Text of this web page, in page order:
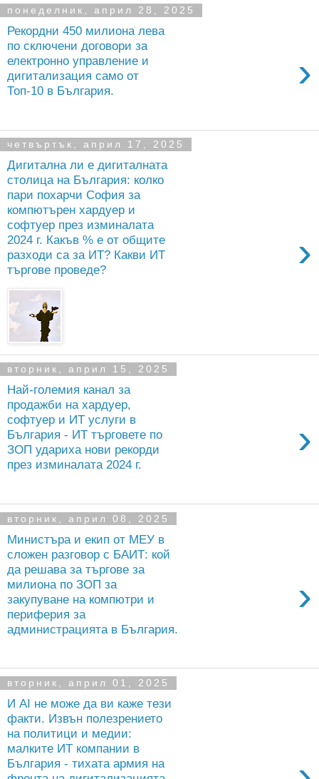
понеделник, април 28, 2025
Рекордни 450 милиона лева
по сключени договори за
електронно управление и
дигитализация само от
Топ-10 в България.
›
четвъртък, април 17, 2025
Дигитална ли е дигиталната
столица на България: колко
пари похарчи София за
компютърен хардуер и
софтуер през изминалата
2024 г. Какъв % е от общите
разходи са за ИТ? Какви ИТ
търгове проведе?
›
вторник, април 15, 2025
Най-големия канал за
продажби на хардуер,
софтуер и ИТ услуги в
България - ИТ търговете по
ЗОП удариха нови рекорди
през изминалата 2024 г.
›
вторник, април 08, 2025
Министъра и екип от МЕУ в
сложен разговор с БАИТ: кой
да решава за търгове за
милиона по ЗОП за
закупуване на компютри и
периферия за
администрацията в България.
›
вторник, април 01, 2025
И AI не може да ви каже тези
факти. Извън полезрението
на политици и медии:
малките ИТ компании в
България - тихата армия на